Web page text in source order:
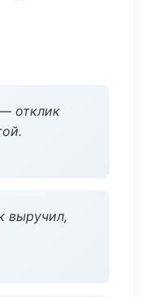
отклик
выручил,